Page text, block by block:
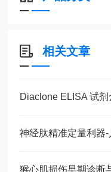
相关文章
Diaclone ELISA 试剂